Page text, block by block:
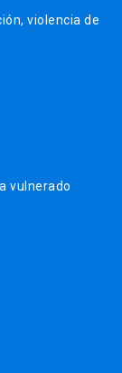
violencia de
vulnerado